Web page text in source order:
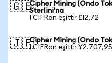
🇬🇧Cipher Mining (Ondo
Sterlini'na
1 CIFRon eşittir £12,72
🇯🇵Cipher Mining (Ondo
1 CIFRon eşittir ¥2.707,95